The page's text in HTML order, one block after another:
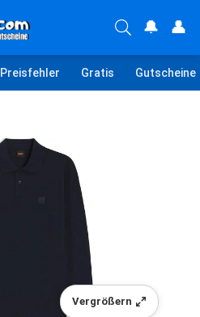
🔔 👤
Preisfehler Gratis Gutscheine
Vergrößern